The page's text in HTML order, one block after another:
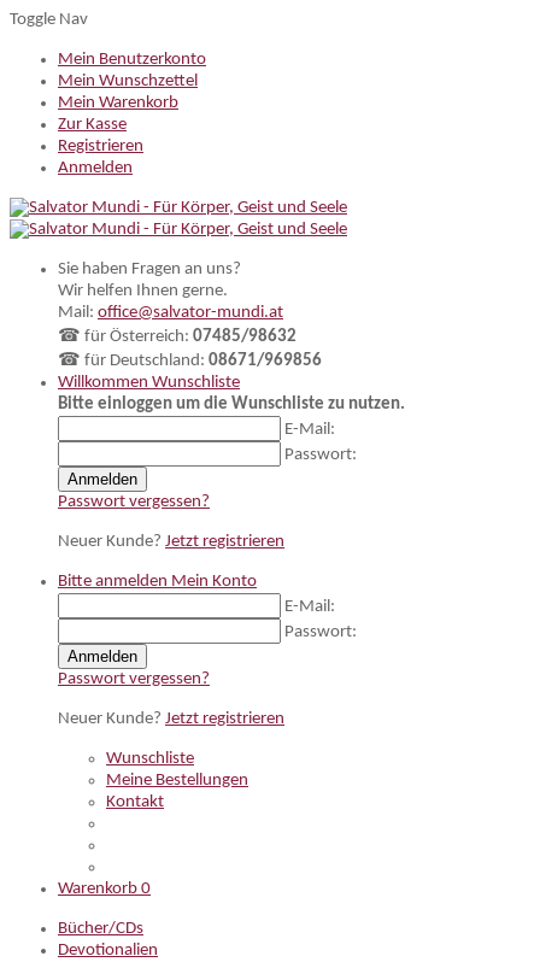
Toggle Nav
Mein Benutzerkonto
Mein Wunschzettel
Mein Warenkorb
Zur Kasse
Registrieren
Anmelden
Sie haben Fragen an uns?
Wir helfen Ihnen gerne.
Mail: office@salvator-mundi.at
☎ für Österreich: 07485/98632
☎ für Deutschland: 08671/969856
Willkommen Wunschliste
Bitte einloggen um die Wunschliste zu nutzen.
E-Mail:
Passwort:
Anmelden
Passwort vergessen?
Neuer Kunde? Jetzt registrieren
Bitte anmelden Mein Konto
E-Mail:
Passwort:
Anmelden
Passwort vergessen?
Neuer Kunde? Jetzt registrieren
Wunschliste
Meine Bestellungen
Kontakt
Warenkorb 0
Bücher/CDs
Devotionalien